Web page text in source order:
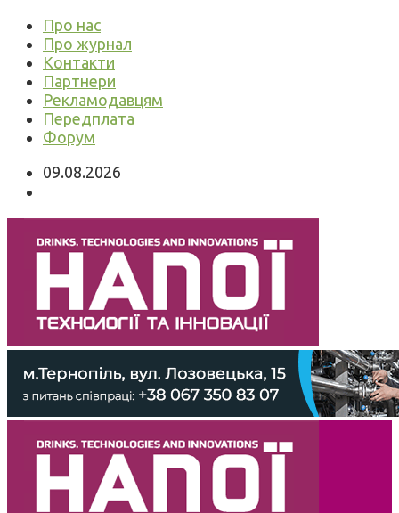
Про нас
Про журнал
Контакти
Партнери
Рекламодавцям
Передплата
Форум
09.08.2026